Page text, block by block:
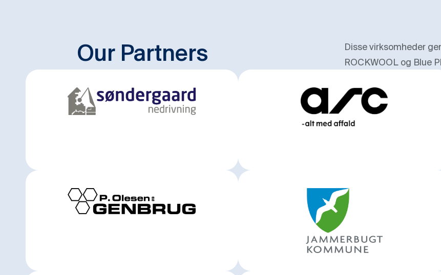
Our Partners
Disse virksomheder
ROCKWOOL og Blue